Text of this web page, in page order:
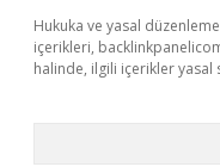
Hukuka ve yasal
içerikleri,
halinde, ilgili içerikler yasal